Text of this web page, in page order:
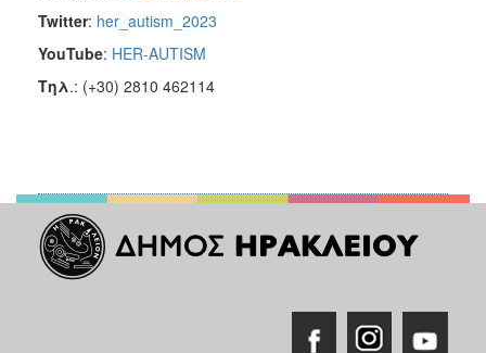
Twitter: her_autism_2023
YouTube: HER-AUTISM
Τηλ.: (+30) 2810 462114